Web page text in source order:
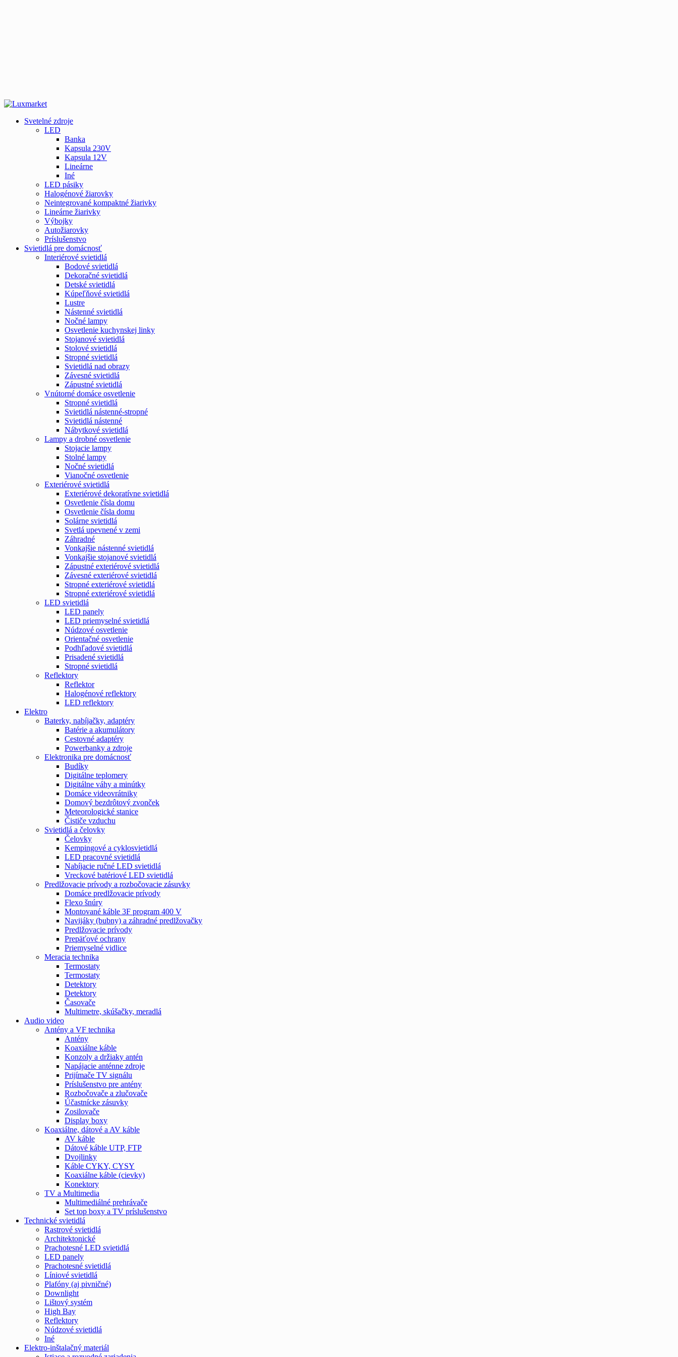
Svetelné zdroje
LED
Banka
Kapsula 230V
Kapsula 12V
Lineárne
Iné
LED pásiky
Halogénové žiarovky
Neintegrované kompaktné žiarivky
Lineárne žiarivky
Výbojky
Autožiarovky
Príslušenstvo
Svietidlá pre domácnosť
Interiérové svietidlá
Bodové svietidlá
Dekoračné svietidlá
Detské svietidlá
Kúpeľňové svietidlá
Lustre
Nástenné svietidlá
Nočné lampy
Osvetlenie kuchynskej linky
Stojanové svietidlá
Stolové svietidlá
Stropné svietidlá
Svietidlá nad obrazy
Závesné svietidlá
Zápustné svietidlá
Vnútorné domáce osvetlenie
Stropné svietidlá
Svietidlá nástenné-stropné
Svietidlá nástenné
Nábytkové svietidlá
Lampy a drobné osvetlenie
Stojacie lampy
Stolné lampy
Nočné svietidlá
Vianočné osvetlenie
Exteriérové svietidlá
Exteriérové dekoratívne svietidlá
Osvetlenie čísla domu
Osvetlenie čísla domu
Solárne svietidlá
Svetlá upevnené v zemi
Záhradné
Vonkajšie nástenné svietidlá
Vonkajšie stojanové svietidlá
Zápustné exteriérové svietidlá
Závesné exteriérové svietidlá
Stropné exteriérové svietidlá
Stropné exteriérové svietidlá
LED svietidlá
LED panely
LED priemyselné svietidlá
Núdzové osvetlenie
Orientačné osvetlenie
Podhľadové svietidlá
Prisadené svietidlá
Stropné svietidlá
Reflektory
Reflektor
Halogénové reflektory
LED reflektory
Elektro
Baterky, nabíjačky, adaptéry
Batérie a akumulátory
Cestovné adaptéry
Powerbanky a zdroje
Elektronika pre domácnosť
Budíky
Digitálne teplomery
Digitálne váhy a minútky
Domáce videovrátniky
Domový bezdrôtový zvonček
Meteorologické stanice
Čističe vzduchu
Svietidlá a čelovky
Čelovky
Kempingové a cyklosvietidlá
LED pracovné svietidlá
Nabíjacie ručné LED svietidlá
Vreckové batériové LED svietidlá
Predlžovacie prívody a rozbočovacie zásuvky
Domáce predlžovacie prívody
Flexo šnúry
Montované káble 3F program 400 V
Navijáky (bubny) a záhradné predlžovačky
Predlžovacie prívody
Prepäťové ochrany
Priemyselné vidlice
Meracia technika
Termostaty
Termostaty
Detektory
Detektory
Časovače
Multimetre, skúšačky, meradlá
Audio video
Antény a VF technika
Antény
Koaxiálne káble
Konzoly a držiaky antén
Napájacie anténne zdroje
Prijímače TV signálu
Príslušenstvo pre antény
Rozbočovače a zlučovače
Účastnícke zásuvky
Zosilovače
Display boxy
Koaxiálne, dátové a AV káble
AV káble
Dátové káble UTP, FTP
Dvojlinky
Káble CYKY, CYSY
Koaxiálne káble (cievky)
Konektory
TV a Multimedia
Multimediálné prehrávače
Set top boxy a TV príslušenstvo
Technické svietidlá
Rastrové svietidlá
Architektonické
Prachotesné LED svietidlá
LED panely
Prachotesné svietidlá
Líniové svietidlá
Plafóny (aj pivničné)
Downlight
Lištový systém
High Bay
Reflektory
Núdzové svietidlá
Iné
Elektro-inštalačný materiál